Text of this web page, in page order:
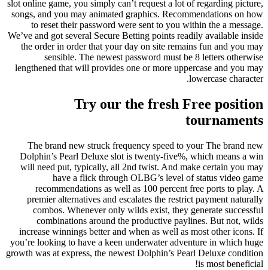
slot online game, you simply can’t request a lot of regarding picture,
songs, and you may animated graphics. Recommendations on how
to reset their password were sent to you within the a message.
We’ve and got several Secure Betting points readily available inside
the order in order that your day on site remains fun and you may
sensible. The newest password must be 8 letters otherwise
lengthened that will provides one or more uppercase and you may
lowercase character.
Try our the fresh Free position
tournaments
The brand new struck frequency speed to your The brand new
Dolphin’s Pearl Deluxe slot is twenty-five%, which means a win
will need put, typically, all 2nd twist. And make certain you may
have a flick through OLBG’s level of status video game
recommendations as well as 100 percent free ports to play. A
premier alternatives and escalates the restrict payment naturally
combos. Whenever only wilds exist, they generate successful
combinations around the productive paylines. But not, wilds
increase winnings better and when as well as most other icons. If
you’re looking to have a keen underwater adventure in which huge
growth was at express, the newest Dolphin’s Pearl Deluxe condition
is most beneficial!